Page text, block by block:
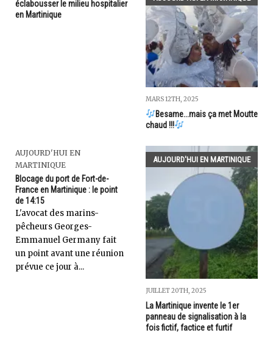
éclabousser le milieu hospitalier
en Martinique
MARS 12TH, 2025
Besame...mais ça met Moutte
chaud !!!
AUJOURD'HUI EN
MARTINIQUE
Blocage du port de Fort-de-
France en Martinique : le point
de 14:15
L'avocat des marins-
pêcheurs Georges-
Emmanuel Germany fait
un point avant une réunion
prévue ce jour à...
AUJOURD'HUI EN MARTINIQUE
JUILLET 20TH, 2025
La Martinique invente le 1er
panneau de signalisation à la
fois fictif, factice et furtif